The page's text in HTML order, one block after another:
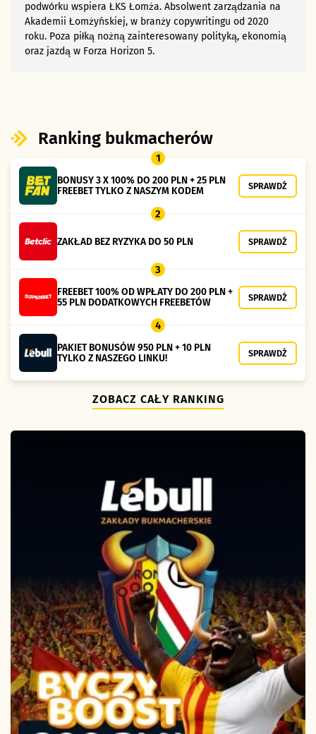
podwórku wspiera ŁKS Łomża. Absolwent zarządzania na
Akademii Łomżyńskiej, w branży copywritingu od 2020
roku. Poza piłką nożną zainteresowany polityką, ekonomią
oraz jazdą w Forza Horizon 5.
Ranking bukmacherów
1
BONUSY 3 X 100% DO 200 PLN + 25 PLN
FREEBET TYLKO Z NASZYM KODEM
SPRAWDŹ
2
ZAKŁAD BEZ RYZYKA DO 50 PLN SPRAWDŹ
3
FREEBET 100% OD WPŁATY DO 200 PLN +
55 PLN DODATKOWYCH FREEBETÓW
SPRAWDŹ
4
PAKIET BONUSÓW 950 PLN + 10 PLN
TYLKO Z NASZEGO LINKU!
SPRAWDŹ
ZOBACZ CAŁY RANKING